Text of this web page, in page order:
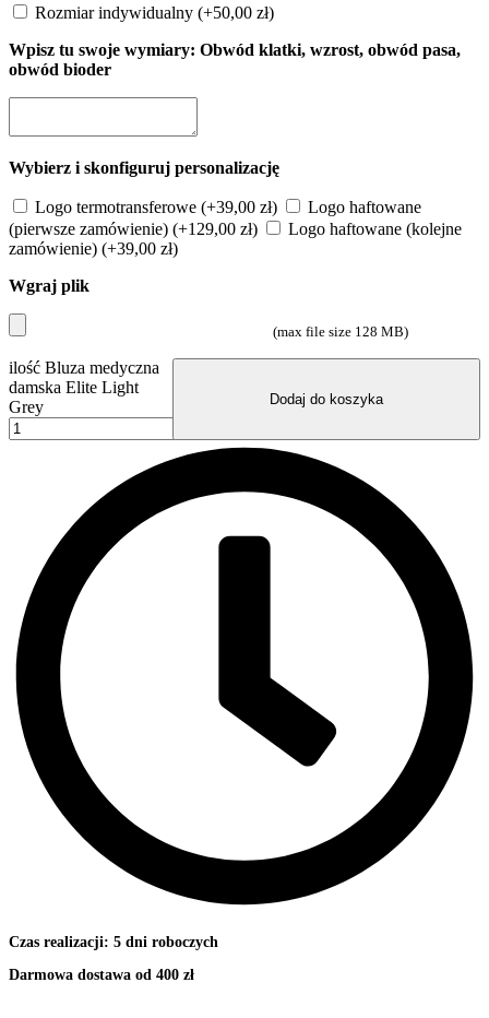
Rozmiar indywidualny (+50,00 zł)
Wpisz tu swoje wymiary: Obwód klatki, wzrost, obwód pasa,
obwód bioder
Wybierz i skonfiguruj personalizację
Logo termotransferowe (+39,00 zł)
Logo haftowane
(pierwsze zamówienie) (+129,00 zł)
Logo haftowane (kolejne
zamówienie) (+39,00 zł)
Wgraj plik
(max file size 128 MB)
ilość Bluza medyczna
damska Elite Light
Grey
Dodaj do koszyka
Czas realizacji: 5 dni roboczych
Darmowa dostawa od 400 zł